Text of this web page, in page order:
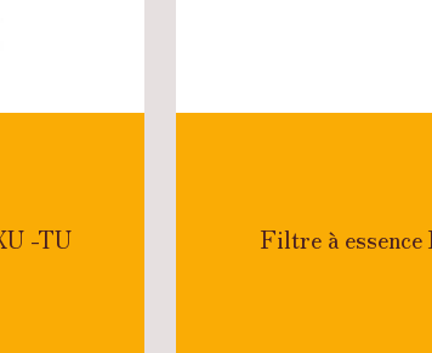
-TU Filtre à